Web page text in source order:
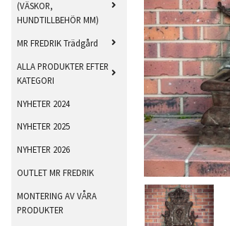
(VÄSKOR,
HUNDTILLBEHÖR MM)
MR FREDRIK Trädgård
ALLA PRODUKTER EFTER
KATEGORI
NYHETER 2024
NYHETER 2025
NYHETER 2026
OUTLET MR FREDRIK
MONTERING AV VÅRA
PRODUKTER